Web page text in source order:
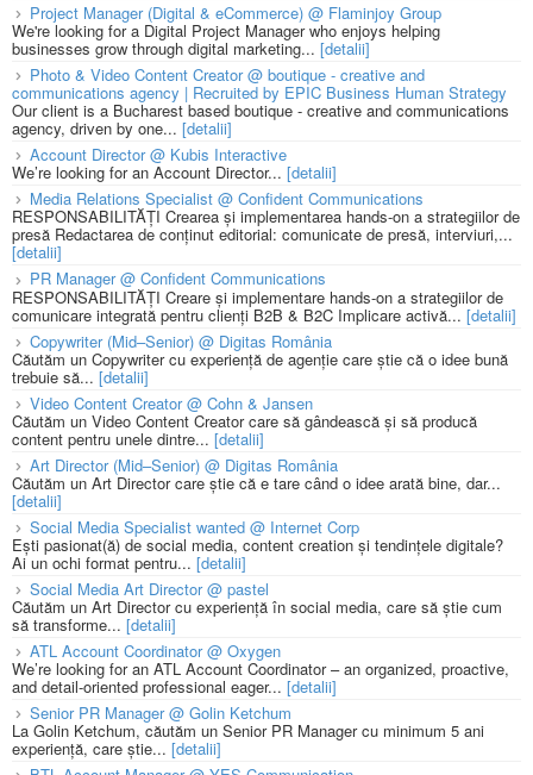
Project Manager (Digital & eCommerce) @ Flaminjoy Group
We're looking for a Digital Project Manager who enjoys helping
businesses grow through digital marketing... [detalii]
Photo & Video Content Creator @ boutique - creative and
communications agency | Recruited by EPIC Business Human Strategy
Our client is a Bucharest based boutique - creative and communications
agency, driven by one... [detalii]
Account Director @ Kubis Interactive
We’re looking for an Account Director... [detalii]
Media Relations Specialist @ Confident Communications
RESPONSABILITĂȚI Crearea și implementarea hands-on a strategiilor de
presă Redactarea de conținut editorial: comunicate de presă, interviuri,...
[detalii]
PR Manager @ Confident Communications
RESPONSABILITĂȚI Creare și implementare hands-on a strategiilor de
comunicare integrată pentru clienți B2B & B2C Implicare activă... [detalii]
Copywriter (Mid–Senior) @ Digitas România
Căutăm un Copywriter cu experiență de agenție care știe că o idee bună
trebuie să... [detalii]
Video Content Creator @ Cohn & Jansen
Căutăm un Video Content Creator care să gândească și să producă
content pentru unele dintre... [detalii]
Art Director (Mid–Senior) @ Digitas România
Căutăm un Art Director care știe că e tare când o idee arată bine, dar...
[detalii]
Social Media Specialist wanted @ Internet Corp
Ești pasionat(ă) de social media, content creation și tendințele digitale?
Ai un ochi format pentru... [detalii]
Social Media Art Director @ pastel
Căutăm un Art Director cu experiență în social media, care să știe cum
să transforme... [detalii]
ATL Account Coordinator @ Oxygen
We’re looking for an ATL Account Coordinator – an organized, proactive,
and detail-oriented professional eager... [detalii]
Senior PR Manager @ Golin Ketchum
La Golin Ketchum, căutăm un Senior PR Manager cu minimum 5 ani
experiență, care știe... [detalii]